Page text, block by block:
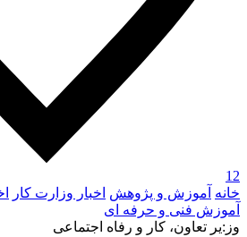
12
خانه آموزش و پژوهش اخبار وزارت کار
آموزش فنی و حرفه ای
وز:یر تعاون، کار و رفاه اجتماعی